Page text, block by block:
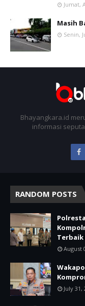
Jumat,
Masih
Senin,
Bhayangkara.id
informasi
RANDOM POSTS
Terbaik
August
July 31,